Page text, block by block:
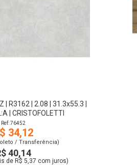
| R3162 | 2.08 | 31.3x55.3 |
| CRISTOFOLETTI
Ref: 76452
34,12
/ Transferência)
40,14
de R$ 5,37 com juros)